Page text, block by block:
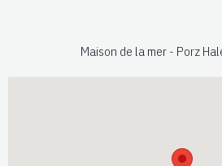
Maison de la mer - Porz